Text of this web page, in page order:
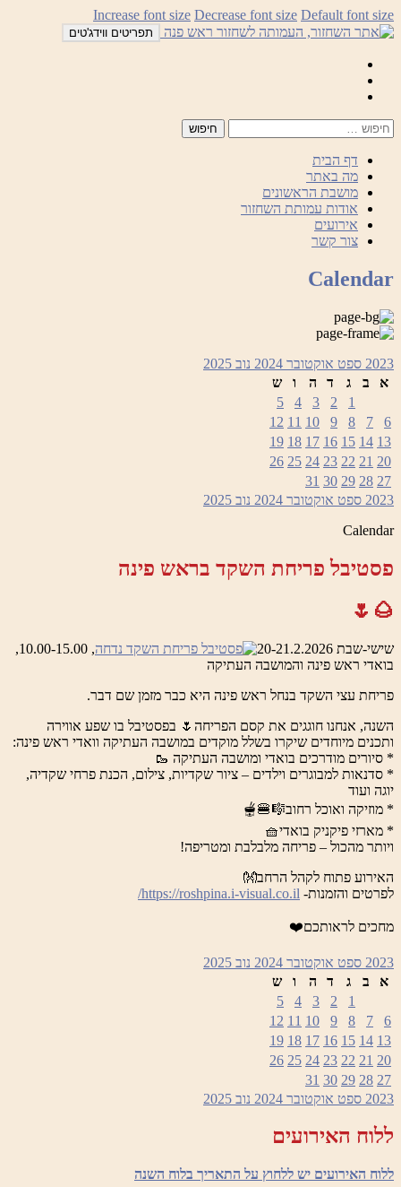
לדלג
לתוכן
Increase font size Decrease font size Default font size
תפריטים ווידג'טים
דף הבית
מה באתר
מושבת הראשונים
אודות עמותת השחזור
אירועים
צור קשר
Calendar
2023 ספט אוקטובר 2024 נוב 2025
א
ב ג ד ה ו
ש
1
2
3
4
5
6
7
8
9
10
11
12
13
14
15
16
17
18
19
20
21
22
23
24
25
26
27
28
29
30
31
2023 ספט אוקטובר 2024 נוב 2025
Calendar
פסטיבל פריחת השקד בראש פינה
🌰🌷
שישי-שבת 20-21.2.2026
, 10.00-15.00,
בואדי ראש פינה והמושבה העתיקה
פריחת עצי השקד בנחל ראש פינה היא כבר מזמן שם דבר.
השנה, אנחנו חוגגים את קסם הפריחה🌷 בפסטיבל בו שפע אווירה
ותכנים מיוחדים שיקרו בשלל מוקדים במושבה העתיקה וואדי ראש פינה:
* סיורים מודרכים בואדי ומושבה העתיקה 🥾
* סדנאות למבוגרים וילדים – ציור שקדיות, צילום, הכנת פרחי שקדיה,
יוגה ועוד
* מוזיקה ואוכל רחוב🎼🍔🫕
* מארזי פיקניק בואדי🧺
ויותר מהכול – פריחה מלבלבת ומטריפה!
האירוע פתוח לקהל הרחב👐
לפרטים והזמנות- https://roshpina.i-visual.co.il/
מחכים לראותכם❤️
2023 ספט אוקטובר 2024 נוב 2025
א
ב ג ד ה ו
ש
1
2
3
4
5
6
7
8
9
10
11
12
13
14
15
16
17
18
19
20
21
22
23
24
25
26
27
28
29
30
31
2023 ספט אוקטובר 2024 נוב 2025
ללוח האירועים
ללוח האירועים יש ללחוץ על התאריך בלוח השנה